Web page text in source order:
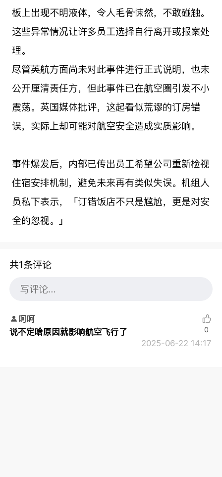
板上出现不明液体，令人毛骨悚然，不敢碰触。
这些异常情况让许多员工选择自行离开或报案处
理。
尽管英航方面尚未对此事件进行正式说明，也未
公开厘清责任方，但此事件已在航空圈引发不小
震荡。英国媒体批评，这起看似荒谬的订房错
误，实际上却可能对航空安全造成实质影响。
事件爆发后，内部已传出员工希望公司重新检视
住宿安排机制，避免未来再有类似失误。机组人
员私下表示，「订错饭店不只是尴尬，更是对安
全的忽视。」
共1条评论
呵呵
说不定啥原因就影响航空飞行了
2025-06-22 14:17
0